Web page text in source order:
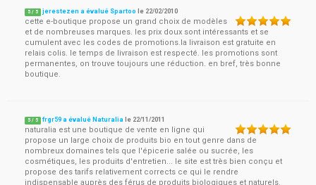
5 / 5 jerestezen a évalué Spartoo le 22/02/2010
cette e-boutique propose un grand choix de modèles
et de nombreuses marques. les prix doux sont intéressants et se
cumulent avec les codes de promotions.la livraison est gratuite en
relais colis. le temps de livraison est respecté. les promotions sont
permanentes, on trouve toujours une réduction. en bref, très bonne
boutique.
5 / 5 frgr59 a évalué Naturalia le 22/11/2011
naturalia est une boutique de vente en ligne qui
propose un large choix de produits bio en tout genre dans de
nombreux domaines tels que l'épicerie salée ou sucrée, les
cosmétiques, les produits d'entretien... le site est très bien conçu et
propose des tarifs relativement corrects ce qui le rendre
indispensable auprès des férus de produits biologiques et naturels.